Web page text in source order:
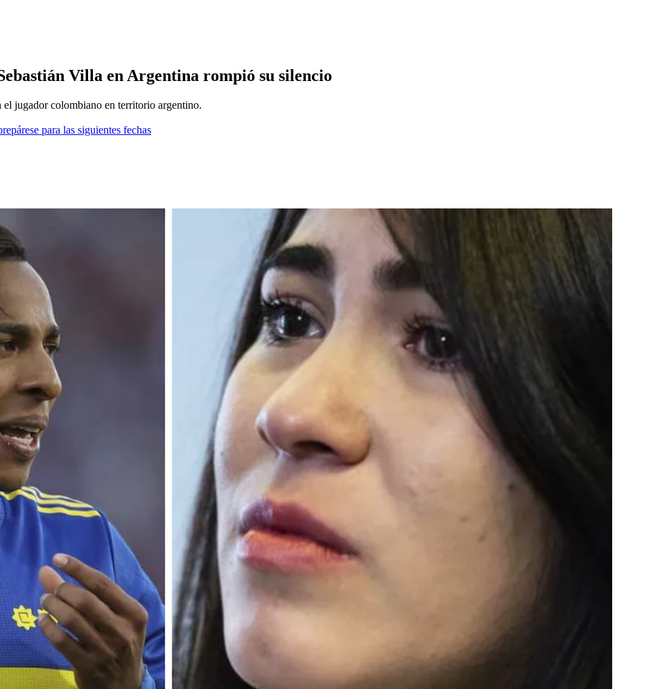
Villa en Argentina rompió su silencio
jugador colombiano en territorio argentino.
para las siguientes fechas